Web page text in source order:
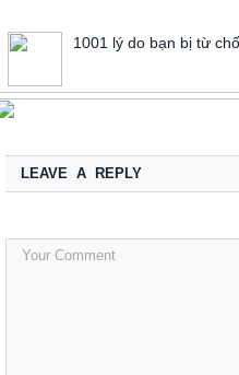
1001 lý do bạn bị từ
LEAVE A REPLY